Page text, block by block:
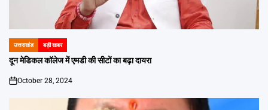
POSTED
IN
उत्तराखंड बड़ी खबर
दून मेडिकल कॉलेज में एमडी की सीटों का बढ़ा दायरा
on
October 28, 2024